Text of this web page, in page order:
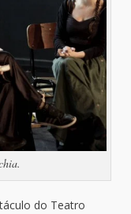
do Teatro